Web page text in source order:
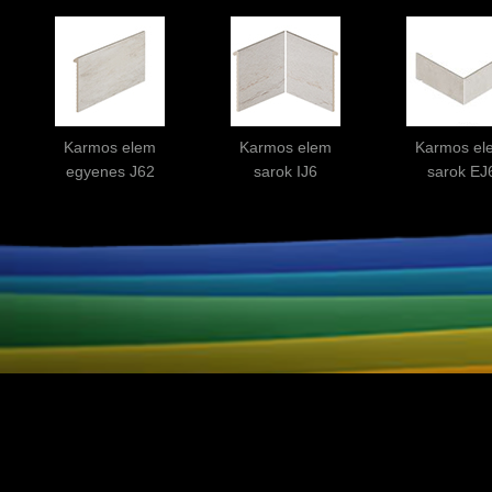
Karmos elem
egyenes J62
Karmos elem
sarok IJ6
Karmos
sarok